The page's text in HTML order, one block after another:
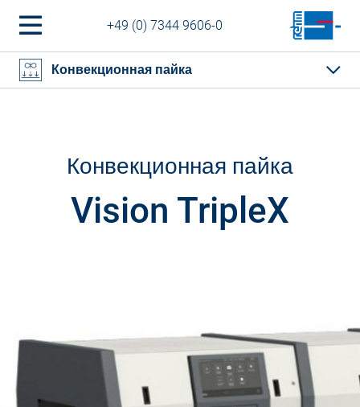
+49 (0) 7344 9606-0
Конвекционная пайка
Конвекционная пайка
Vision TripleX